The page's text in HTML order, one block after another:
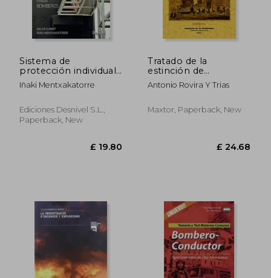
Sistema de
protección individual
contra caidas. Guía
básica para
(desnivel))
Iñaki Mentxakatorre
Ediciones Desnivel S.L.,
Paperback, New
Tratado de la
estinción de
incendios
Antonio Rovira Y Trias
Maxtor, Paperback, New